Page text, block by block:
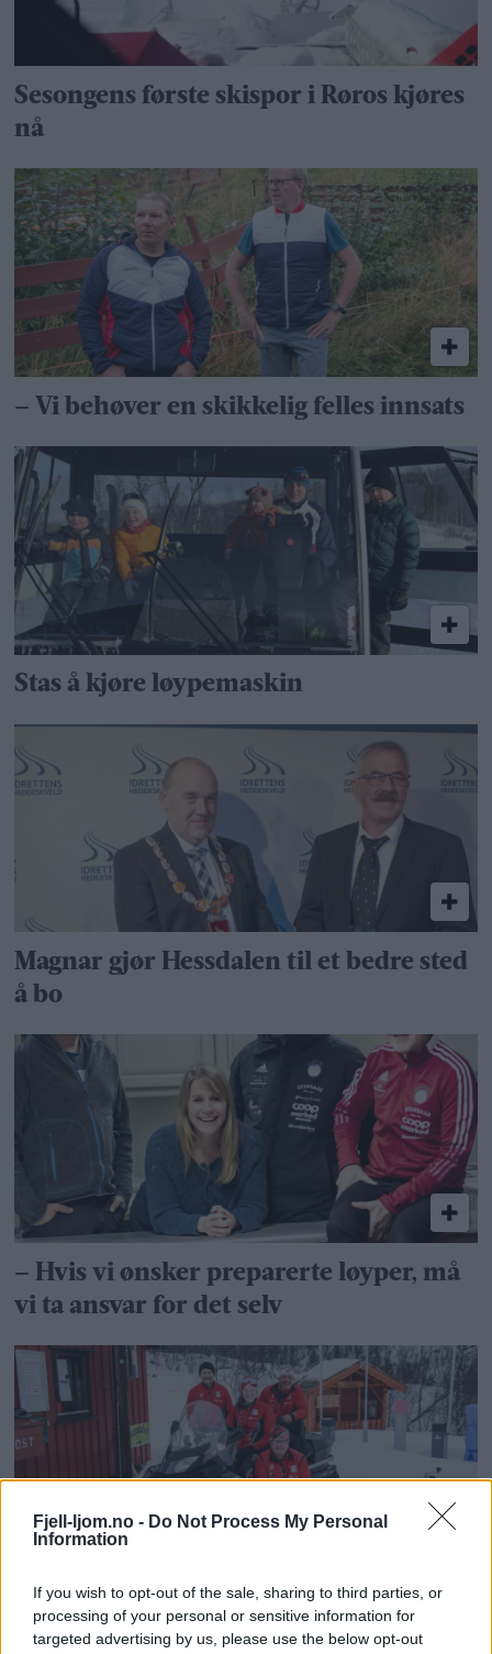
Fjell-ljom.no - Do Not Process My Personal
Information
If you wish to opt-out of the sale, sharing to third parties, or
processing of your personal or sensitive information for
targeted advertising by us, please use the below opt-out
Sesongens første skispor i Røros kjøres
nå
– Vi behøver en skikkelig felles innsats
Stas å kjøre løypemaskin
Magnar gjør Hessdalen til et bedre sted
å bo
– Hvis vi ønsker preparerte løyper, må
vi ta ansvar for det selv
Vil gi penger til løypemaskin